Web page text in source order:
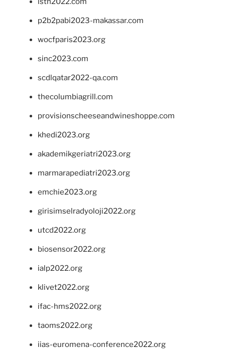
p2b2pabi2023-makassar.com
wocfparis2023.org
sinc2023.com
scdlqatar2022-qa.com
thecolumbiagrill.com
provisionscheeseandwineshoppe.com
khedi2023.org
akademikgeriatri2023.org
marmarapediatri2023.org
emchie2023.org
girisimselradyoloji2022.org
utcd2022.org
biosensor2022.org
ialp2022.org
klivet2022.org
ifac-hms2022.org
taoms2022.org
iias-euromena-conference2022.org